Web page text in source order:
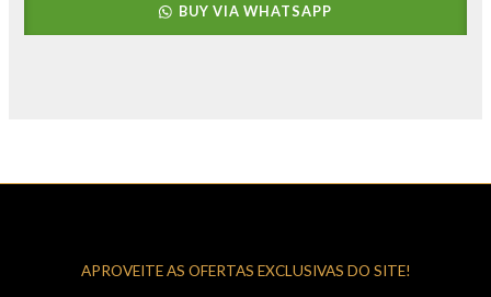
BUY VIA WHATSAPP
APROVEITE AS OFERTAS EXCLUSIVAS DO SITE!